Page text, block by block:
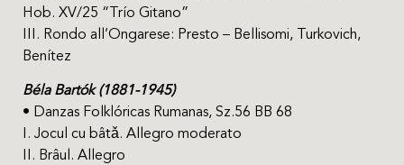
Hob. XV/25 “Trío Gitano”
III. Rondo all’Ongarese: Presto – Bellisomi, Turkovich,
Benítez
Béla Bartók (1881-1945)
• Danzas Folklóricas Rumanas, Sz.56 BB 68
I. Jocul cu bâtǎ. Allegro moderato
II. Brâul. Allegro